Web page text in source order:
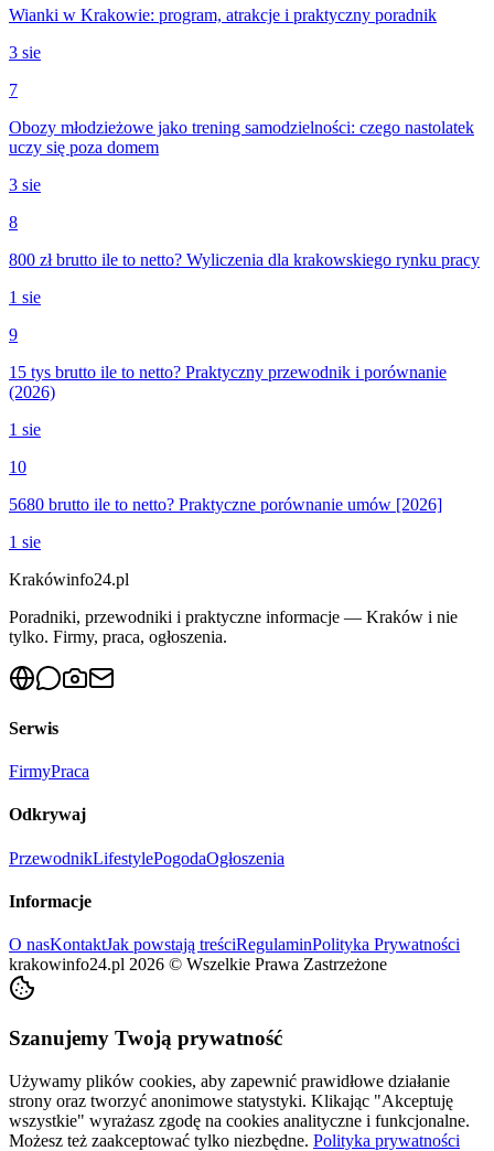
Wianki w Krakowie: program, atrakcje i praktyczny poradnik
3 sie
7
Obozy młodzieżowe jako trening samodzielności: czego nastolatek
uczy się poza domem
3 sie
8
800 zł brutto ile to netto? Wyliczenia dla krakowskiego rynku pracy
1 sie
9
15 tys brutto ile to netto? Praktyczny przewodnik i porównanie
(2026)
1 sie
10
5680 brutto ile to netto? Praktyczne porównanie umów [2026]
1 sie
Krakówinfo24.pl
Poradniki, przewodniki i praktyczne informacje — Kraków i nie
tylko. Firmy, praca, ogłoszenia.
Serwis
FirmyPraca
Odkrywaj
PrzewodnikLifestylePogodaOgłoszenia
Informacje
O nasKontaktJak powstają treściRegulaminPolityka Prywatności
krakowinfo24.pl 2026 © Wszelkie Prawa Zastrzeżone
Szanujemy Twoją prywatność
Używamy plików cookies, aby zapewnić prawidłowe działanie
strony oraz tworzyć anonimowe statystyki. Klikając "Akceptuję
wszystkie" wyrażasz zgodę na cookies analityczne i funkcjonalne.
Możesz też zaakceptować tylko niezbędne. Polityka prywatności